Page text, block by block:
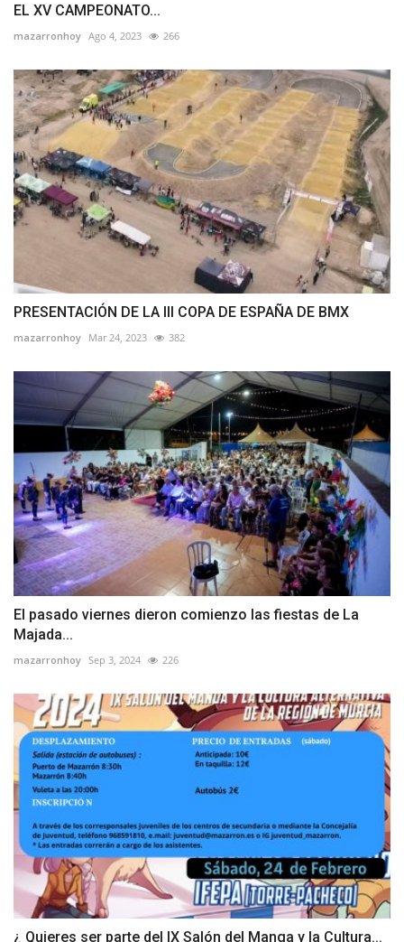
EL XV CAMPEONATO...
mazarronhoy Ago 4, 2023 266
PRESENTACIÓN DE LA III COPA DE ESPAÑA DE BMX
mazarronhoy Mar 24, 2023 382
El pasado viernes dieron comienzo las fiestas de La
Majada...
mazarronhoy Sep 3, 2024 226
¿ Quieres ser parte del IX Salón del Manga y la Cultura...